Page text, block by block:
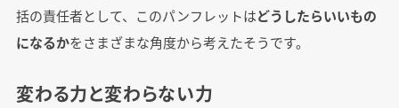
括の責任者として、このパンフレットはどうしたらいいもの
になるかをさまざまな角度から考えたそうです。
変わる力と変わらない力